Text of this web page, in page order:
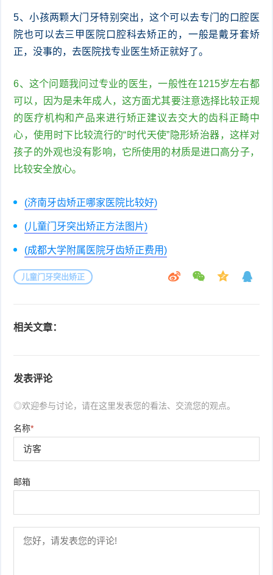
5、小孩两颗大门牙特别突出，这个可以去专门的口腔医
院也可以去三甲医院口腔科去矫正的，一般是戴牙套矫
正，没事的，去医院找专业医生矫正就好了。
6、这个问题我问过专业的医生，一般性在1215岁左右都
可以，因为是未年成人，这方面尤其要注意选择比较正规
的医疗机构和产品来进行矫正建议去交大的齿科正畸中
心，使用时下比较流行的“时代天使”隐形矫治器，这样对
孩子的外观也没有影响，它所使用的材质是进口高分子，
比较安全放心。
(济南牙齿矫正哪家医院比较好)
(儿童门牙突出矫正方法图片)
(成都大学附属医院牙齿矫正费用)
儿童门牙突出矫正
相关文章：
发表评论
◎欢迎参与讨论，请在这里发表您的看法、交流您的观点。
名称*
邮箱